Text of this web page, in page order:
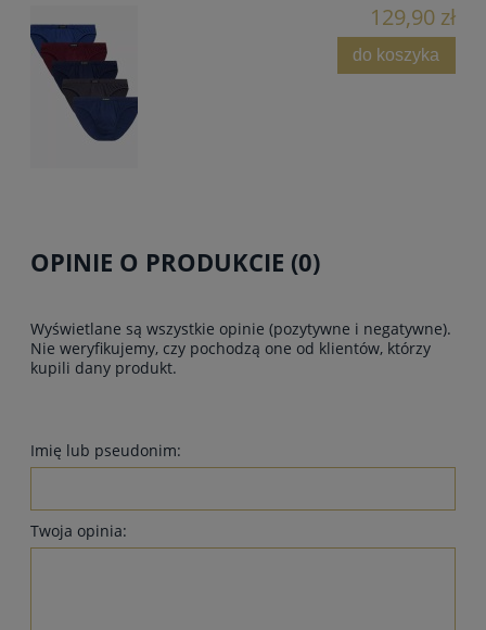
129,90 zł
do koszyka
OPINIE O PRODUKCIE (0)
Wyświetlane są wszystkie opinie (pozytywne i negatywne).
Nie weryfikujemy, czy pochodzą one od klientów, którzy
kupili dany produkt.
Imię lub pseudonim:
Twoja opinia: